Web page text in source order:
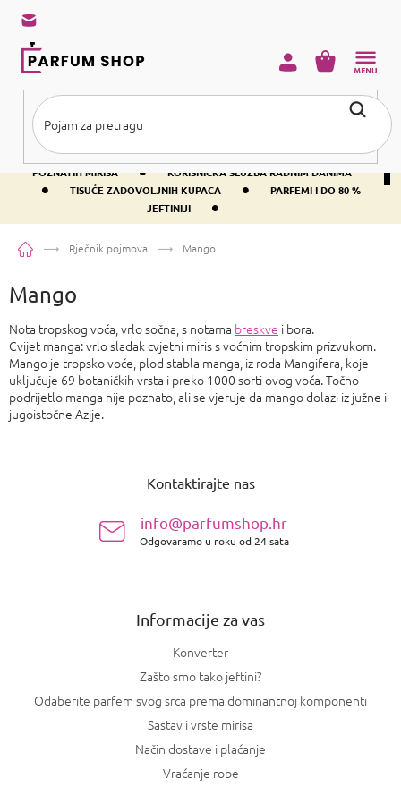
sadržaj
BESPLATNA DOSTAVA IZNAD PRIBLIŽNO 37 € •
400+ SVJETSKI
POZNATIH MIRISA
• KORISNIČKA SLUŽBA RADNIM DANIMA
• TISUĆE ZADOVOLJNIH KUPACA •
PARFEMI I DO 80 %
JEFTINIJI
•
KOŠARICA
PočetnaRječnik pojmova Mango
Mango
Nota tropskog voća, vrlo sočna, s notama breskve i bora.
Cvijet manga: vrlo sladak cvjetni miris s voćnim tropskim prizvukom.
Mango je tropsko voće, plod stabla manga, iz roda Mangifera, koje
uključuje 69 botaničkih vrsta i preko 1000 sorti ovog voća. Točno
podrijetlo manga nije poznato, ali se vjeruje da mango dolazi iz južne i
jugoistočne Azije.
Kontaktirajte nas
info@parfumshop.hr
Odgovaramo u roku od 24 sata
Informacije za vas
Konverter
Zašto smo tako jeftini?
Odaberite parfem svog srca prema dominantnoj komponenti
Sastav i vrste mirisa
Način dostave i plaćanje
Vraćanje robe